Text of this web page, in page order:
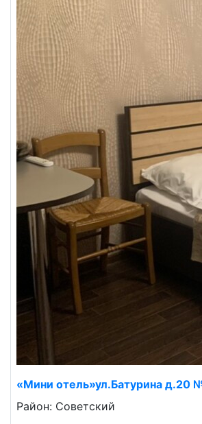
«Мини отель»ул.Батурина д.20
Район: Советский